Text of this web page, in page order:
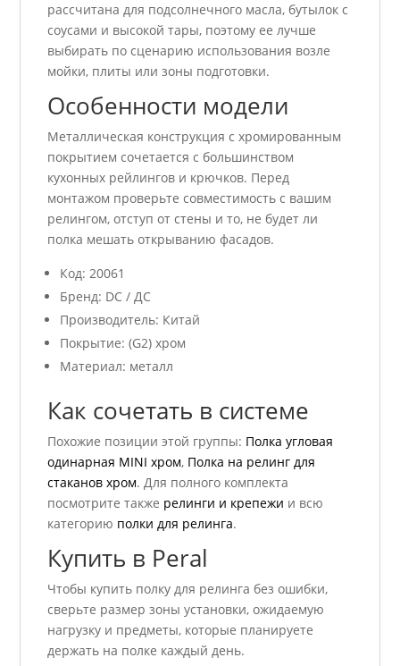
рассчитана для подсолнечного масла, бутылок с
соусами и высокой тары, поэтому ее лучше
выбирать по сценарию использования возле
мойки, плиты или зоны подготовки.
Особенности модели
Металлическая конструкция с хромированным
покрытием сочетается с большинством
кухонных рейлингов и крючков. Перед
монтажом проверьте совместимость с вашим
релингом, отступ от стены и то, не будет ли
полка мешать открыванию фасадов.
Код: 20061
Бренд: DC / ДС
Производитель: Китай
Покрытие: (G2) хром
Материал: металл
Как сочетать в системе
Похожие позиции этой группы: Полка угловая
одинарная MINI хром, Полка на релинг для
стаканов хром. Для полного комплекта
посмотрите также релинги и крепежи и всю
категорию полки для релинга.
Купить в Peral
Чтобы купить полку для релинга без ошибки,
сверьте размер зоны установки, ожидаемую
нагрузку и предметы, которые планируете
держать на полке каждый день.